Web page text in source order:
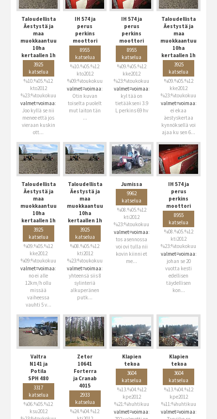
Taloudellista
Äestystä ja
maa
muokkaantuu
10ha
kertaallen 1h
3925
katselua
%10.%05.%12
kto2012
%23:%toukokuu
valmet=voimaa:
Joo kyllä se nii
menee että jos
vieraan kuskin
ott...
IH 574 ja
perus
perkins
moottori
8955
katselua
%10.%05.%12
kto2012
%09:%toukokuu
valmet=voimaa:
Otin kuvan
toiselta puolelt
mut laiton tän
...
IH 574 ja
perus
perkins
moottori
8955
katselua
%09.%05.%12
kke2012
%23:%toukokuu
valmet=voimaa:
kyl tää on
tietääkseni 3.9
L perkins 69 hv
Taloudellista
Äestystä ja
maa
muokkaantuu
10ha
kertaallen 1h
3925
katselua
%09.%05.%12
kke2012
%23:%toukokuu
valmet=voimaa:
ei ekaa
äestyskertaa
kynnöksellä voi
ajaa ku sen 6...
Taloudellista
Äestystä ja
maa
muokkaantuu
10ha
kertaallen 1h
3925
katselua
%09.%05.%12
kke2012
%09:%toukokuu
valmet=voimaa:
no ei alle
12km/h ollu
missää
vaiheessa
vauhti 5 v...
Taloudellista
Äestystä ja
maa
muokkaantuu
10ha
kertaallen 1h
3925
katselua
%08.%05.%12
kti2012
%23:%toukokuu
valmet=voimaa:
yhteensä siis 8
sylinteriä
alkuperänen
putk...
Jumissa
9962
katselua
%08.%05.%12
kti2012
%23:%toukokuu
valmet=voimaa:
tos asennossa
voi ovi tulla nii
kovin kiinni et
me...
IH 574 ja
perus
perkins
moottori
8955
katselua
%08.%05.%12
kti2012
%23:%toukokuu
valmet=voimaa:
johan se 20
vuotta kesti
edellisen
täydellisen
kon...
Valtra
N141 ja
Potila
SPH 480
3317
katselua
%06.%05.%12
ksu2012
Zetor
10641
Forterra
ja Cranab
4015
2933
katselua
%24.%04.%12
Klapien
tekoa
3604
katselua
%13.%04.%12
kpe2012
%21:%huhtikuu
valmet=voimaa:
Klapien
tekoa
3604
katselua
%13.%04.%12
kpe2012
%11:%huhtikuu
valmet=voimaa: